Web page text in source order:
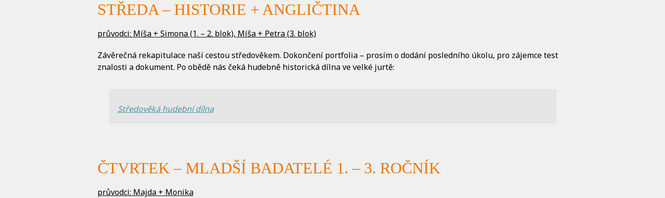
STŘEDA – HISTORIE + ANGLIČTINA
průvodci: Míša + Simona (1. – 2. blok), Míša + Petra (3. blok)
Závěrečná rekapitulace naší cestou středověkem. Dokončení portfolia – prosím o dodání posledního úkolu, pro zájemce test
znalosti a dokument. Po obědě nás čeká hudebně historická dílna ve velké jurtě:
Středověká hudební dílna
ČTVRTEK – MLADŠÍ BADATELÉ 1. – 3. ROČNÍK
průvodci: Majda + Monika